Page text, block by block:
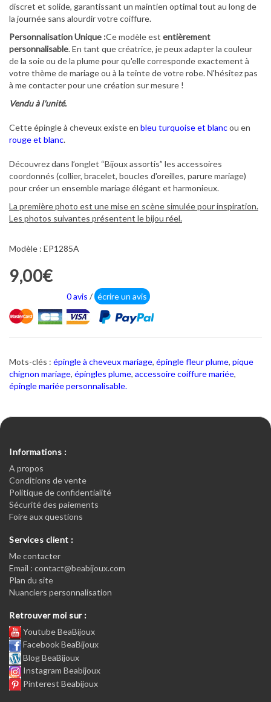
discret et solide, garantissant un maintien optimal tout au long de
la journée sans alourdir votre coiffure.
Personnalisation Unique :Ce modèle est entièrement
personnalisable. En tant que créatrice, je peux adapter la couleur
de la soie ou de la plume pour qu'elle corresponde exactement à
votre thème de mariage ou à la teinte de votre robe. N'hésitez pas
à me contacter pour une création sur mesure !
Vendu à l'unité.
Cette épingle à cheveux existe en bleu turquoise et blancou en
rouge et blanc.
Découvrez dans l’onglet “Bijoux assortis” les accessoires
coordonnés (collier, bracelet, boucles d'oreilles, parure mariage)
pour créer un ensemble mariage élégant et harmonieux.
La première photo est une mise en scène simulée pour inspiration.
Les photos suivantes présentent le bijou réel.
Modèle : EP1285A
9,00€
0 avis / écrire un avis
Mots-clés : épingle à cheveux mariage, épingle fleur plume, pique
chignon mariage, épingles plume, accessoire coiffure mariée,
épingle mariée personnalisable.
Informations :
A propos
Conditions de vente
Politique de confidentialité
Sécurité des paiements
Foire aux questions
Services client :
Me contacter
Email : contact@beabijoux.com
Plan du site
Nuanciers personnalisation
Retrouver moi sur :
Youtube BeaBijoux
Facebook BeaBijoux
Blog BeaBijoux
Instagram Beabijoux
Pinterest Beabijoux